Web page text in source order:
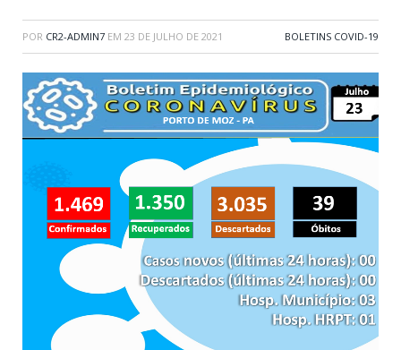
POR CR2-ADMIN7 EM 23 DE JULHO DE 2021 BOLETINS COVID-19